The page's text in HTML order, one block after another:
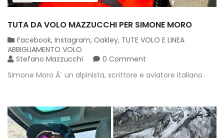
TUTA DA VOLO MAZZUCCHI PER SIMONE MORO
Facebook, Instagram, Oakley, TUTE VOLO E LINEA
ABBIGLIAMENTO VOLO
Stefano Mazzucchi
0 Comment
Simone Moro Ã¨ un alpinista, scrittore e aviatore italiano.